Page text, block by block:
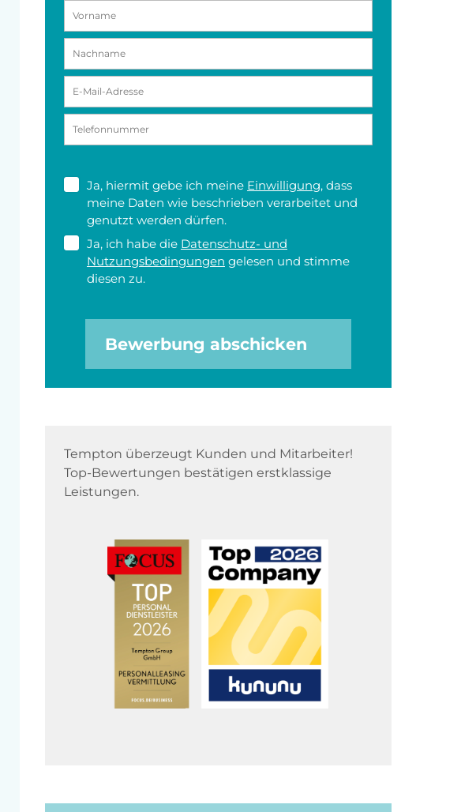
Ja, hiermit gebe ich meine Einwilligung, dass
meine Daten wie beschrieben verarbeitet und
genutzt werden dürfen.
Ja, ich habe die Datenschutz- und
Nutzungsbedingungen gelesen und stimme
diesen zu.
Bewerbung abschicken
Tempton überzeugt Kunden und Mitarbeiter!
Top-Bewertungen bestätigen erstklassige
Leistungen.